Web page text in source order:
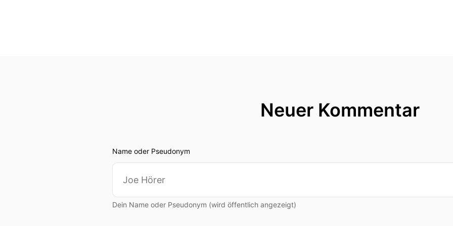
00:01:36: Das ist keine Frage der Intelligenz und auch kein Zeichen dafür dass
sind.
Neuer Kommentar
Name oder Pseudonym
Dein Name oder Pseudonym (wird öffentlich angezeigt)